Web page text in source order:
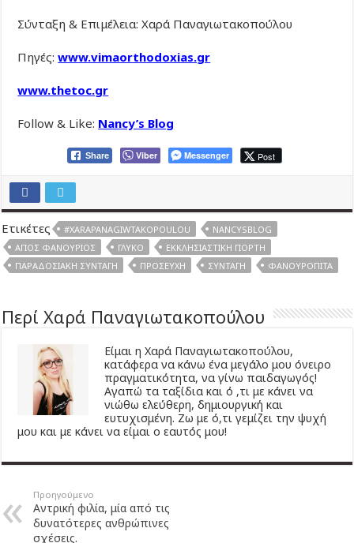
Σύνταξη & Επιμέλεια: Χαρά Παναγιωτακοπούλου
Πηγές:www.vimaorthodoxias.gr
www.thetoc.gr
Follow & Like: Nancy’s Blog
Share Viber Messenger Post
Ετικέτες #XARAPANAGIWTAKOPOULOU
NANCYSBLOG
ΆΓΙΟΣ ΦΑΝΟΎΡΙΟΣ
ΓΛΥΚΌ
ΕΚΚΛΗΣΙΑΣΤΙΚΉ ΓΙΟΡΤΉ
ΠΑΡΑΔΟΣΙΑΚΉ ΣΥΝΤΑΓΉ
ΠΡΟΣΕΥΧΉ ΣΥΝΤΑΓΉ ΦΑΝΟΥΡΌΠΙΤΑ
Περί Χαρά Παναγιωτακοπούλου
Είμαι η Χαρά Παναγιωτακοπούλου,
κατάφερα να κάνω ένα μεγάλο μου όνειρο
πραγματικότητα, να γίνω παιδαγωγός!
Αγαπώ τα ταξίδια και ό ,τι με κάνει να
νιώθω ελεύθερη, δημιουργική και
ευτυχισμένη. Ζω με ό,τι γεμίζει την ψυχή
μου και με κάνει να είμαι ο εαυτός μου!
Προηγούμενο
Αντρική φιλία, μία από τις
δυνατότερες ανθρώπινες
σχέσεις.